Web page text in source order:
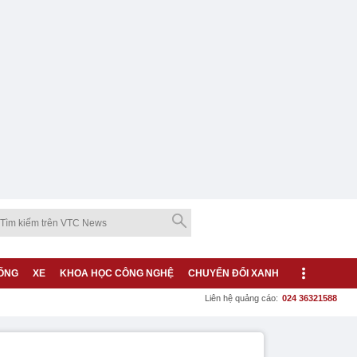
XE KHOA HỌC CÔNG NGHỆ CHUYỂN ĐỔI XANH
Liên hệ quảng cáo: 024 36321588